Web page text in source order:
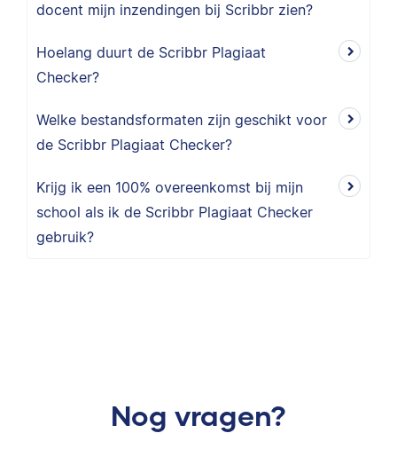
docent mijn inzendingen bij Scribbr zien?
Hoelang duurt de Scribbr Plagiaat
Checker?
Welke bestandsformaten zijn geschikt voor
de Scribbr Plagiaat Checker?
Krijg ik een 100% overeenkomst bij mijn
school als ik de Scribbr Plagiaat Checker
gebruik?
Nog vragen?